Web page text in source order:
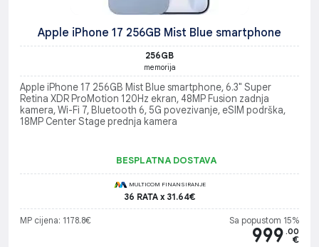
Apple iPhone 17 256GB Mist Blue smartphone
256GB
memorija
Apple iPhone 17 256GB Mist Blue smartphone, 6.3" Super
Retina XDR ProMotion 120Hz ekran, 48MP Fusion zadnja
kamera, Wi-Fi 7, Bluetooth 6, 5G povezivanje, eSIM podrška,
18MP Center Stage prednja kamera
BESPLATNA DOSTAVA
MULTICOM FINANSIRANJE
36 RATA x 31.64€
MP cijena: 1178.8€ Sa popustom 15%
999 .00
€